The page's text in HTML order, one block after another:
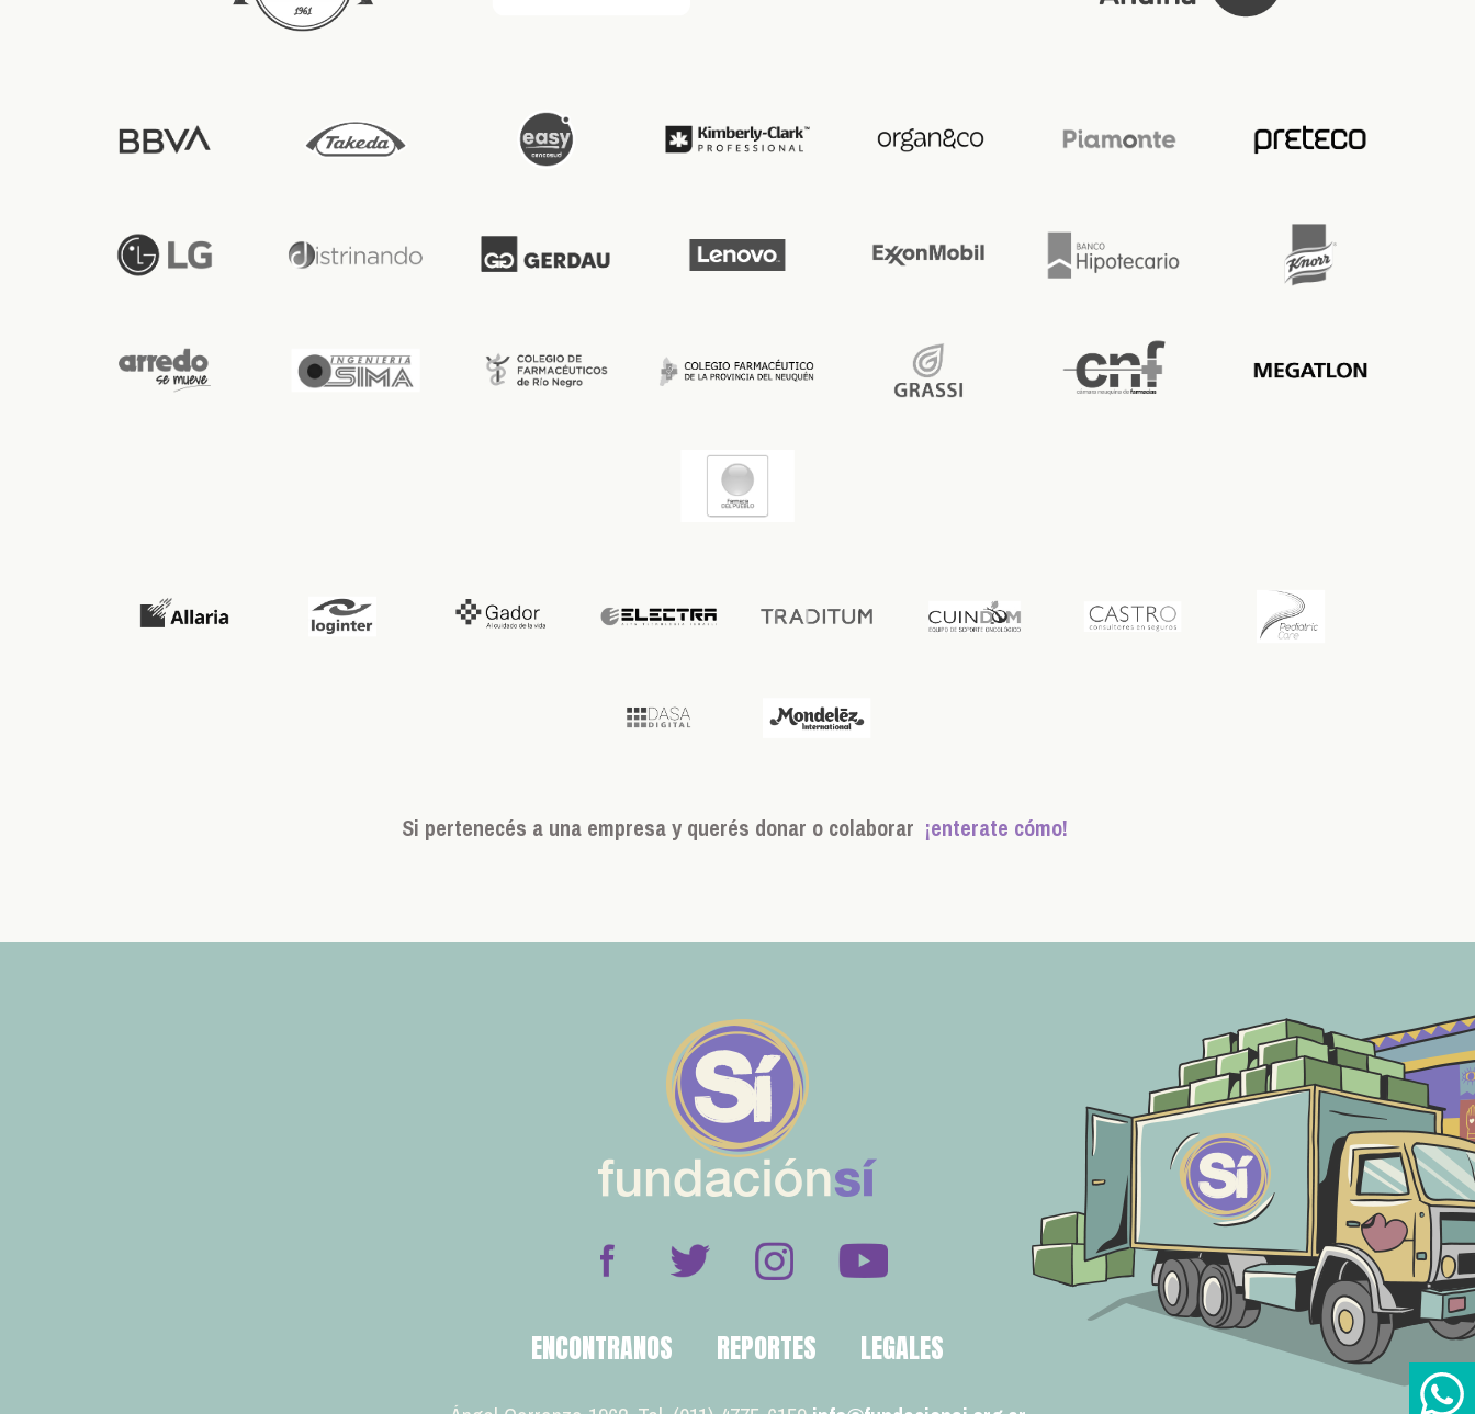
Si pertenecés a una empresa y querés donar o colaborar ¡enterate cómo!
ENCONTRANOS REPORTES LEGALES